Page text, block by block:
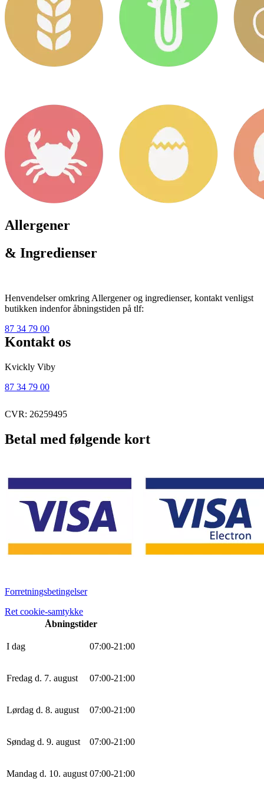
Allergener
& Ingredienser
Henvendelser omkring Allergener og ingredienser, kontakt venligst
butikken indenfor åbningstiden på tlf:
87 34 79 00
Kontakt os
Kvickly Viby
87 34 79 00
CVR: 26259495
Betal med følgende kort
Forretningsbetingelser
Ret cookie-samtykke
Åbningstider
I dag 07:00-21 :00
Fredag d. 7. august 07:00-21 :00
Lørdag d. 8. august 07:00-21 :00
Søndag d. 9. august 07:00-21 :00
Mandag d. 10. august 07:00-21 :00